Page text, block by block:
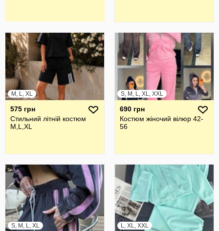
M, L, XL
575 грн
Стильний літній костюм
M,L,XL
S, M, L, XL, XXL
690 грн
Костюм жіночий вілюр 42-
56
S, M, L, XL L, XL, XXL